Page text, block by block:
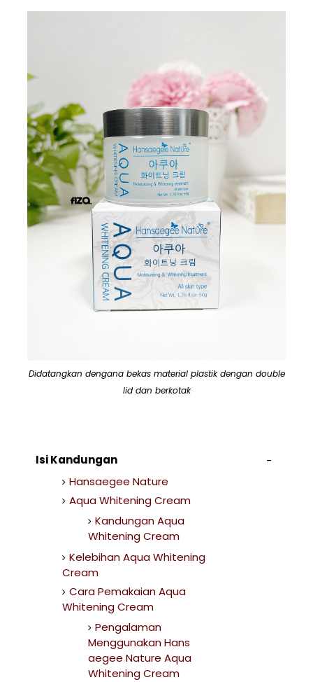
Didatangkan dengana bekas material plastik dengan double
lid dan berkotak
Isi Kandungan
Hansaegee Nature
Aqua Whitening Cream
Kandungan Aqua
Whitening Cream
Kelebihan Aqua Whitening
Cream
Cara Pemakaian Aqua
Whitening Cream
Pengalaman
Menggunakan Hans
aegee Nature Aqua
Whitening Cream